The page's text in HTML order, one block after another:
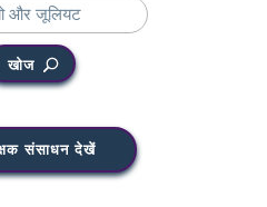
खोज
संसाधन देखें